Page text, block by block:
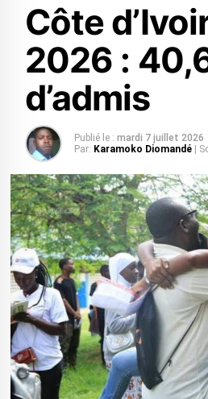
Côte
2026 :
d’admis
Publié le : mardi 7 juillet 2026
Par: Karamoko Diomandé |